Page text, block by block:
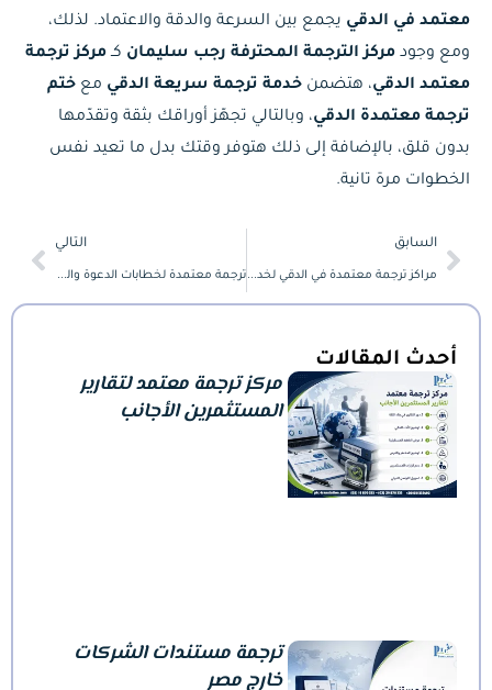
أحدث المقالات
مركز ترجمة معتمد لتقارير
المستثمرين الأجانب
ترجمة مستندات الشركات
خارج مصر
معتمد في الدقي يجمع بين السرعة والدقة والاعتماد. لذلك،
ومع وجود مركز الترجمة المحترفة رجب سليمان كـمركز ترجمة
معتمد الدقي، هتضمن خدمة ترجمة سريعة الدقي مع ختم
ترجمة معتمدة الدقي، وبالتالي تجهّز أوراقك بثقة وتقدّمها
بدون قلق، بالإضافة إلى ذلك هتوفر وقتك بدل ما تعيد نفس
الخطوات مرة تانية.
Prev
السابق
مراكز ترجمة معتمدة في الدقي لخدمات الترجمة أونلاين
التالي
ترجمة معتمدة لخطابات الدعوة والسكن من أجل طلب التأشيرة